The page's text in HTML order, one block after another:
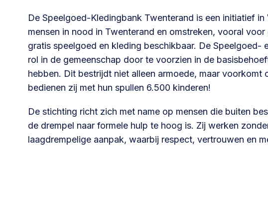
De Speelgoed-Kledingbank Twenterand is een initiatief
mensen in nood in Twenterand en omstreken, vooral
gratis speelgoed en kleding beschikbaar. De Speelgoed-
rol in de gemeenschap door te voorzien in de
hebben. Dit bestrijdt niet alleen armoede, maar voorkomt
bedienen zij met hun spullen 6.500 kinderen!
De stichting richt zich met name op mensen die buiten
de drempel naar formele hulp te hoog is. Zij werken
laagdrempelige aanpak, waarbij respect, vertrouwen en